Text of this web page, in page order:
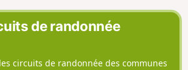
de randonnée
circuits de randonnée des communes